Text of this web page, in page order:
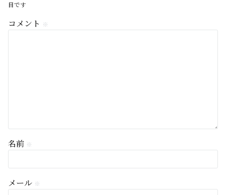
目です
コメント ※
名前 ※
メール ※